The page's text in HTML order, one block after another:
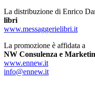
La distribuzione di Enrico
libri
www.messaggerielibri.it
La promozione è affidata a
NW Consulenza e
www.ennew.it
info@ennew.it